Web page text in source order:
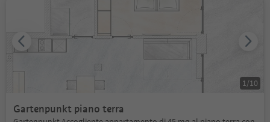
Gartenpunkt piano terra
1 /10